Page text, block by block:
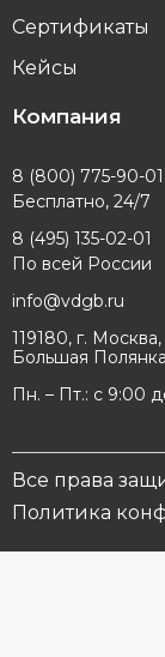
Сертификаты
Кейсы
Компания
8 (800) 775-90-01
Бесплатно, 24/7
8 (495) 135-02-01
По всей России
info@vdgb.ru
119180, г.
Большая
Пн. – Пт.: с 9:00
Все права
Политика